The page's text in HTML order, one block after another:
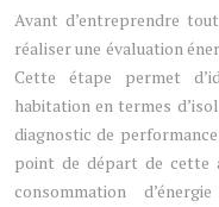
Avant d’entreprendre
réaliser une évaluation
Cette étape permet
habitation en termes
diagnostic de
point de départ de cette
consommation